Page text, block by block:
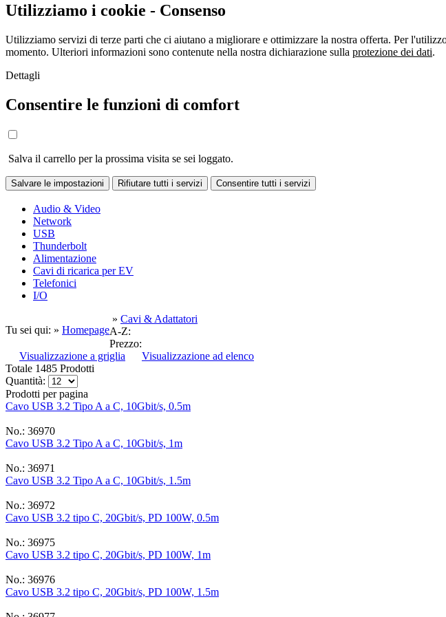
Utilizziamo i cookie - Consenso
Utilizziamo servizi di terze parti che ci aiutano a migliorare e ottimizzare la nostra offerta. Per
momento. Ulteriori informazioni sono contenute nella nostra dichiarazione sulla protezione dei dati.
Dettagli
Consentire le funzioni di comfort
Salva il carrello per la prossima visita se sei loggato.
Salvare le impostazioni Rifiutare tutti i servizi Consentire tutti i servizi
Audio & Video
Network
USB
Thunderbolt
Alimentazione
Cavi di ricarica per EV
Telefonici
I/O
Tu sei qui: » Homepage
» Cavi & Adattatori
A-Z:
Prezzo:
Visualizzazione a griglia
Visualizzazione ad elenco
Totale 1485 Prodotti
Quantità:
Prodotti per pagina
Cavo USB 3.2 Tipo A a C, 10Gbit/s, 0.5m
No.: 36970
Cavo USB 3.2 Tipo A a C, 10Gbit/s, 1m
No.: 36971
Cavo USB 3.2 Tipo A a C, 10Gbit/s, 1.5m
No.: 36972
Cavo USB 3.2 tipo C, 20Gbit/s, PD 100W, 0.5m
No.: 36975
Cavo USB 3.2 tipo C, 20Gbit/s, PD 100W, 1m
No.: 36976
Cavo USB 3.2 tipo C, 20Gbit/s, PD 100W, 1.5m